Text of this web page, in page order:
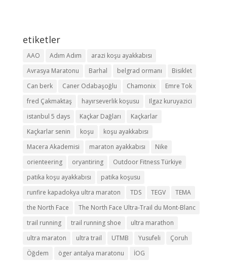
etiketler
AAO Adım Adım
arazi koşu ayakkabısı
Avrasya Maratonu
Barhal belgrad ormanı
Bisiklet
Can berk
Caner Odabaşoğlu Chamonix
Emre Tok
fred Çakmaktaş
hayırseverlik koşusu
Ilgaz kuruyazici
istanbul 5 days
Kaçkar Dağları
Kaçkarlar
Kaçkarlar senin
koşu
koşu ayakkabısı
Macera Akademisi
maraton ayakkabısı
Nike
orienteering
oryantiring
Outdoor Fitness Türkiye
patika koşu ayakkabısı
patika koşusu
runfire kapadokya ultra maraton
TDS TEGV
TEMA
the North Face
The North Face Ultra-Trail du Mont-Blanc
trail running
trail running shoe
ultra marathon
ultra maraton
ultra trail UTMB Yusufeli
Çoruh
Öğdem
öger antalya maratonu İOG